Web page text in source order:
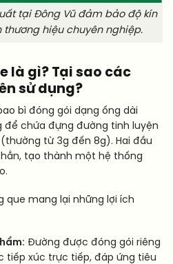
tại Đông Vũ đảm bảo độ kín
thương hiệu chuyên nghiệp.
là gì? Tại sao các
sử dụng?
bì đóng gói dạng ống dài
để chứa đựng đường tinh luyện
từ 3g đến 8g). Hai đầu
tạo thành một hệ thống
que mang lại những lợi ích
Đường được đóng gói riêng
tiếp xúc trực tiếp, đáp ứng tiêu